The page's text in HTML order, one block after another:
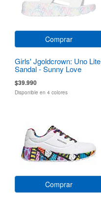
Comprar
Girls' Jgoldcrown: Uno Lite
Sandal - Sunny Love
$39.990
Disponible en 4 colores
Comprar